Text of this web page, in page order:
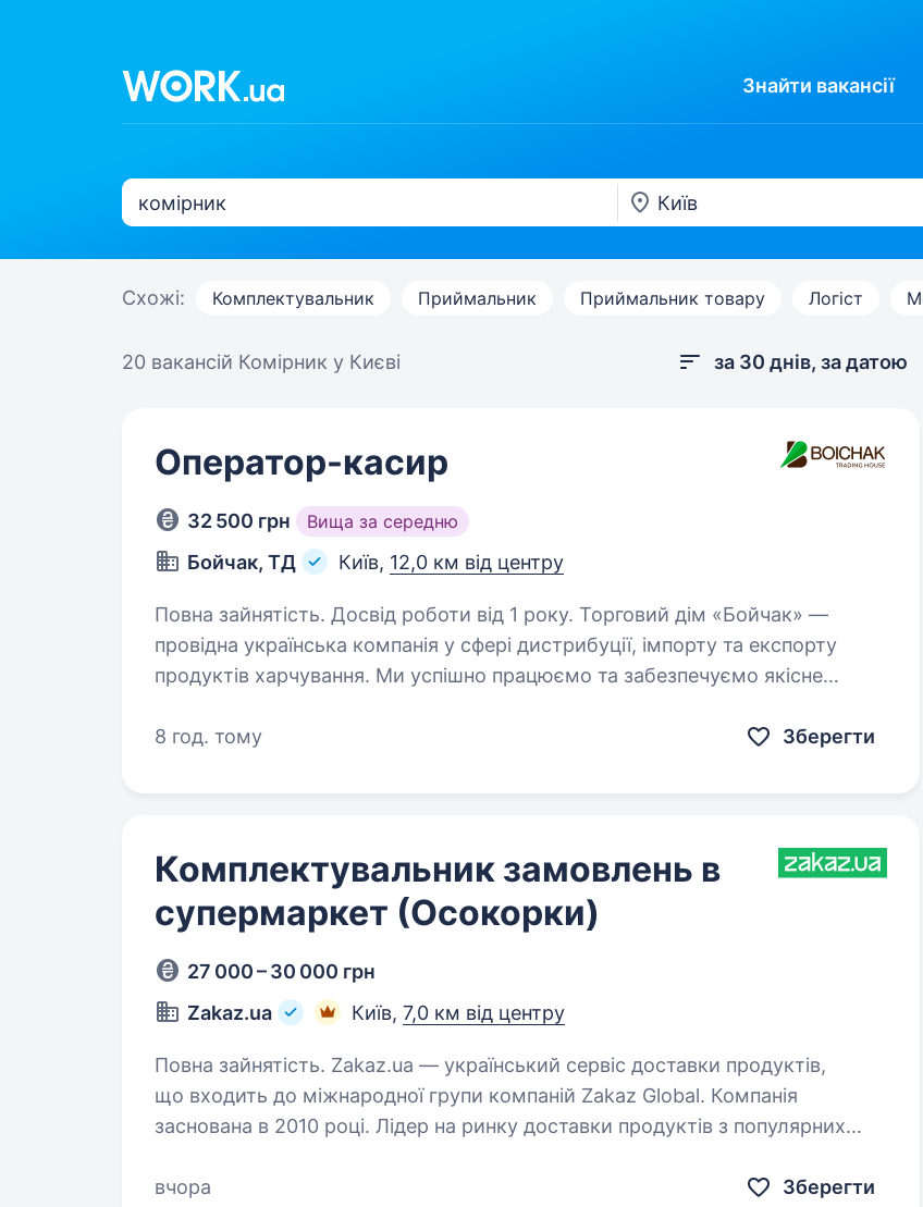
Знайти вакансії
Схожі: Комплектувальник Приймальник Приймальник товару Логіст
20 вакансій Комірник у Києві за 30 днів, за датою
Оператор-касир
32 500 грн Вища за середню
Бойчак, ТД Київ, 12,0 км від центру
Повна зайнятість. Досвід роботи від 1 року. Торговий дім «Бойчак» —
провідна українська компанія у сфері дистрибуції, імпорту та експорту
продуктів харчування. Ми успішно працюємо та забезпечуємо якісне
8 год. тому
Зберегти
Комплектувальник замовлень в
супермаркет (Осокорки)
27 000 – 30 000 грн
Zakaz.ua
Київ, 7,0 км від центру
Повна зайнятість. Zakaz.ua — український сервіс доставки продуктів,
що входить до міжнародної групи компаній Zakaz Global. Компанія
заснована в 2010 році. Лідер на ринку доставки продуктів з популярних
вчора
Зберегти